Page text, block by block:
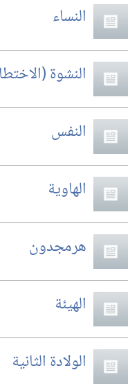
النساء
النشوة
النفس
الهاوية
هرمجدون
الهيئة
الولادة الثانية